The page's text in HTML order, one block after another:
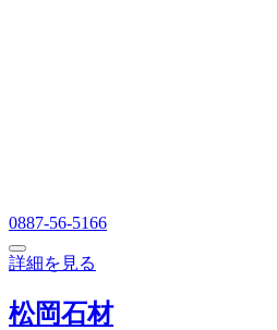
0887-56-5166
詳細を見る
松岡石材